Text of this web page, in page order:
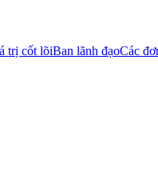
trị cốt lõiBan lãnh đạoCác